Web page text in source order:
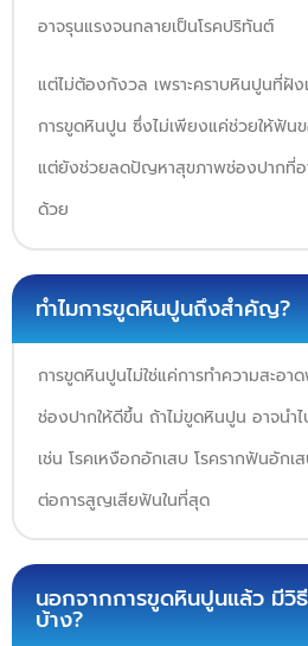
อาจรุนแรงจนกลายเป็นโรคปริทันต์
แต่ไม่ต้องกังวล เพราะคราบหินปูนที่ฝั
การขูดหินปูน ซึ่งไม่เพียงแค่ช่วยให้ฟัน
แต่ยังช่วยลดปัญหาสุขภาพช่องปากที่อ
ด้วย
ทำไมการขูดหินปูนถึงสำคัญ?
การขูดหินปูนไม่ใช่แค่การทำความสะอ
ช่องปากให้ดีขึ้น ถ้าไม่ขูดหินปูน อาจน
เช่น โรคเหงือกอักเสบ โรครากฟันอัก
ต่อการสูญเสียฟันในที่สุด
นอกจากการขูดหินปูนแล้ว มีวิ
บ้าง?